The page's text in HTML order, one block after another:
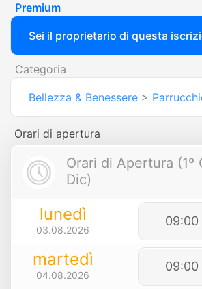
Premium
Sei il proprietario di questa
Categoria
Bellezza & Benessere >
Orari di apertura
Orari di Apertura (1º
Dic)
lunedì
03.08.2026
09:00
martedì
04.08.2026
09:00